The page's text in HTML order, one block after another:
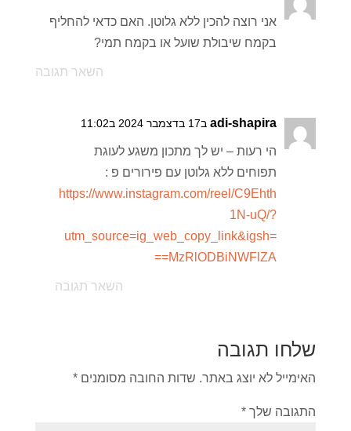
אני רוצה להכין ללא גלוטן. האם כדאי להחליף
בקמח שיבולת שועל או בקמח תמי?
השאר תגובה
adi-shapira ב17 בדצמבר 2024 ב11:02
הי רעות – יש לך מתכון משגע לעוגת
תפוחים ללא גלוטן עם פירורים פ :
https://www.instagram.com/reel/C9Ehth
1N-uQ/?
utm_source=ig_web_copy_link&igsh=
MzRlODBiNWFlZA==
השאר תגובה
שלחו תגובה
האימייל לא יוצג באתר. שדות החובה מסומנים *
התגובה שלך *